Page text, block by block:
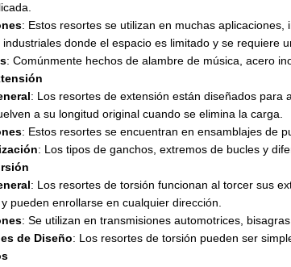
: Estos resortes se utilizan en muchas
industriales donde el espacio es limitado y se requiere
: Comúnmente hechos de alambre de música, acero
: Los resortes de extensión están diseñados
a su longitud original cuando se elimina la carga.
: Estos resortes se encuentran en ensamblajes de
: Los tipos de ganchos, extremos de bucles y
: Los resortes de torsión funcionan al torcer sus
pueden enrollarse en cualquier dirección.
: Se utilizan en transmisiones automotrices,
de Diseño: Los resortes de torsión pueden ser